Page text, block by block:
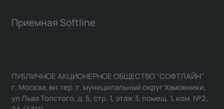
Приемная Softline
ПУБЛИЧНОЕ АКЦИОНЕРНОЕ ОБЩЕСТВО "СОФТЛАЙН"
г. Москва, вн.тер. г. муниципальный округ Хамовники,
ул Льва Толстого, д. 5, стр. 1, этаж 3, помещ. 1, ком. №2,